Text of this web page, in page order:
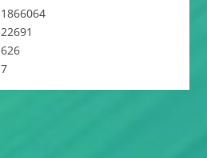
7
1866064
22691
626